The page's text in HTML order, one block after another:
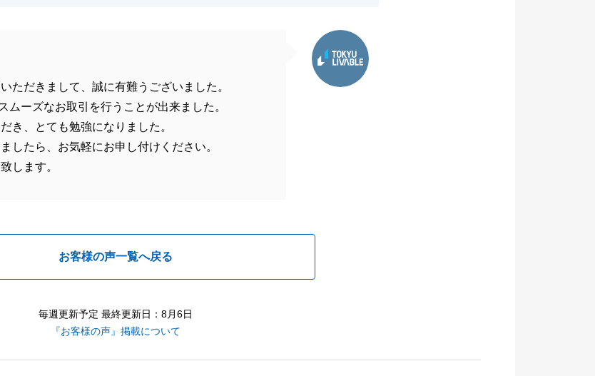
ただきまして、誠に有難うございました。
ムーズなお取引を行うことが出来ました。
き、とても勉強になりました。
したら、お気軽にお申し付けください。
します。
お客様の声一覧へ戻る
毎週更新予定 最終更新日：8月6日
『お客様の声』掲載について